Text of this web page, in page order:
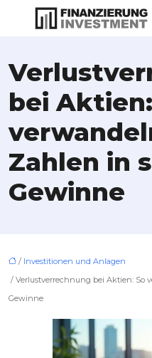
bei
Zahlen in
Gewinne
/ Investitionen und Anlagen
/ Verlustverrechnung bei Aktien: So
Gewinne